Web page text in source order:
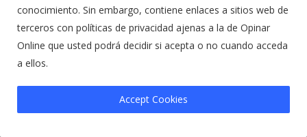
¿Los incendios de Almeria han sido
provocados? ¿Co...
Julio 12, 2026 0 39
Síganos
conocimiento. Sin embargo, contiene enlaces a sitios web de
terceros con políticas de privacidad ajenas a la de Opinar
Online que usted podrá decidir si acepta o no cuando acceda
a ellos.
Accept Cookies